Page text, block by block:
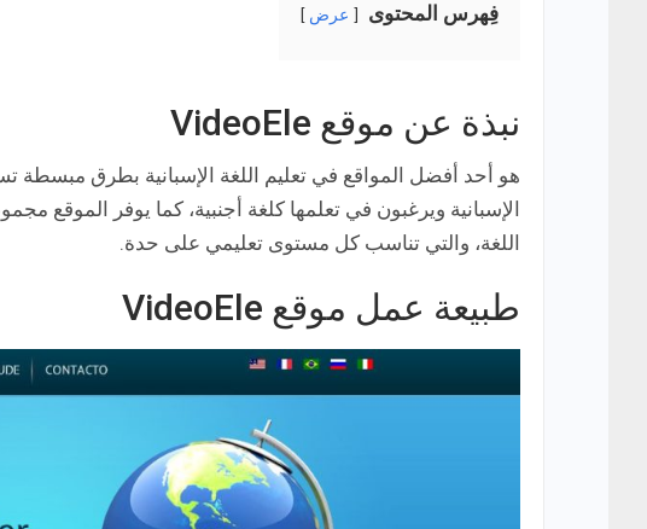
فِهرس المحتوى عرض
نبذة عن موقع VideoEle
هو أحد أفضل المواقع في تعليم اللغة الإسبانية بطرق مبسطة
الإسبانية ويرغبون في تعلمها كلغة أجنبية، كما يوفر الموقع
اللغة، والتي تناسب كل مستوى تعليمي على حدة.
طبيعة عمل موقع VideoEle